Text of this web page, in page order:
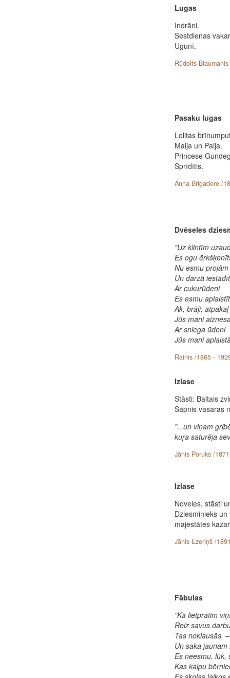
Lugas
Indrāni.
Sestdienas
Ugunī.
Rūdolfs
Pasaku lugas
Lolitas
Maija un Paija.
Princese
Sprīdītis.
Anna Brigadere /
Dvēseles
"Uz klintīm
Es ogu
Nu esmu
Un dārzā
Ar cukurūdeni
Es esmu
Ak, brāļi, atpakaļ
Jūs mani
Ar sniega ūdeni
Jūs mani
Rainis /1865 -
Izlase
Stāsti: Baltais
Sapnis vasaras
"...un viņam
kuŗa saturēja
Jānis Poruks /
Izlase
Noveles, stāsti
Dziesminieks
majestātes
Jānis Ezeriņš /
Fābulas
"Kā lietpratim
Reiz savus
Tas noklausās,
Un saka
Es neesmu, lūk,
Kas kalpu